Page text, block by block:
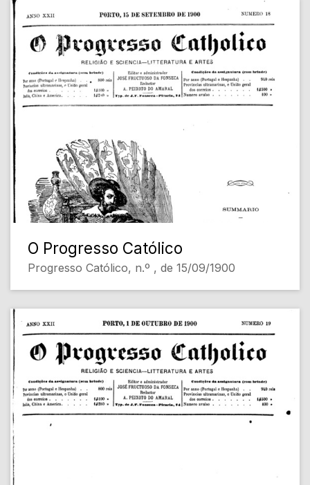
O Progresso Católico
Progresso Católico, n.º , de 15/09/1900